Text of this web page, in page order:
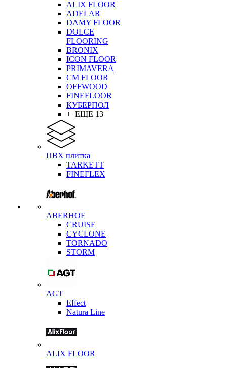
ALIX FLOOR
ADELAR
DAMY FLOOR
DOLCE
FLOORING
BRONIX
ICON FLOOR
PRIMAVERA
CM FLOOR
OFFWOOD
FINEFLOOR
КУБЕРПОЛ
+ ЕЩЕ 13
ПВХ плитка
TARKETT
FINEFLEX
ABERHOF
CRUISE
CYCLONE
TORNADO
STORM
AGT
Effect
Natura Line
ALIX FLOOR